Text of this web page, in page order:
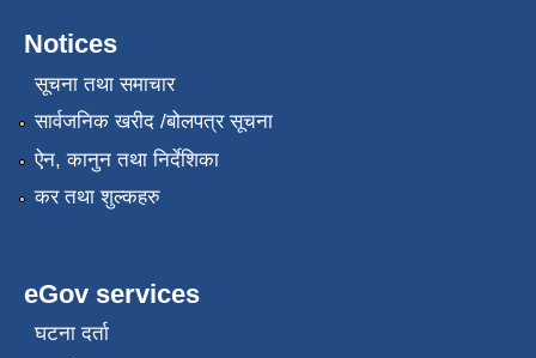
Notices
सूचना तथा समाचार
सार्वजनिक खरीद /बोलपत्र सूचना
ऐन, कानुन तथा निर्देशिका
कर तथा शुल्कहरु
eGov services
घटना दर्ता